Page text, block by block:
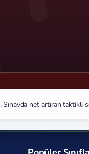
, Sınavda net artıran